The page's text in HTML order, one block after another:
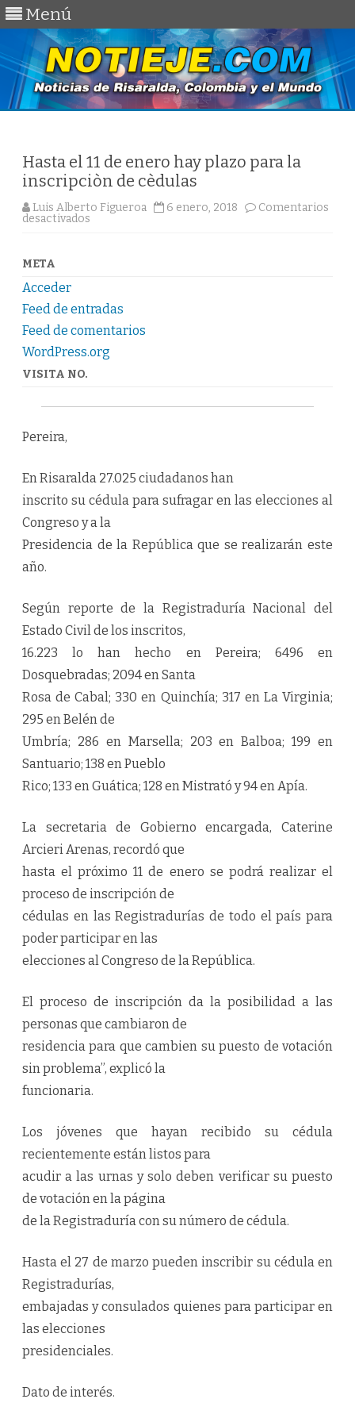
Menú
Hasta el 11 de enero hay plazo para la
inscripciòn de cèdulas
Luis Alberto Figueroa 6 enero, 2018
Comentarios
desactivados
para
la
inscripciòn
cèdulas
META
Acceder
Feed de entradas
Feed de comentarios
WordPress.org
VISITA NO.
Pereira,
En Risaralda 27.025 ciudadanos han
inscrito su cédula para sufragar en las elecciones al
Congreso y a la
Presidencia de la República que se realizarán este
año.
Según reporte de la Registraduría Nacional del
Estado Civil de los inscritos,
16.223 lo han hecho en Pereira; 6496 en
Dosquebradas; 2094 en Santa
Rosa de Cabal; 330 en Quinchía; 317 en La Virginia;
295 en Belén de
Umbría; 286 en Marsella; 203 en Balboa; 199 en
Santuario; 138 en Pueblo
Rico; 133 en Guática; 128 en Mistrató y 94 en Apía.
La secretaria de Gobierno encargada, Caterine
Arcieri Arenas, recordó que
hasta el próximo 11 de enero se podrá realizar el
proceso de inscripción de
cédulas en las Registradurías de todo el país para
poder participar en las
elecciones al Congreso de la República.
El proceso de inscripción da la posibilidad a las
personas que cambiaron de
residencia para que cambien su puesto de votación
sin problema”, explicó la
funcionaria.
Los jóvenes que hayan recibido su cédula
recientemente están listos para
acudir a las urnas y solo deben verificar su puesto
de votación en la página
de la Registraduría con su número de cédula.
Hasta el 27 de marzo pueden inscribir su cédula en
Registradurías,
embajadas y consulados quienes para participar en
las elecciones
presidenciales.
Dato de interés.